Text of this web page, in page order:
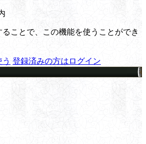
ことで、この機能を使うことができ
登録済みの方はログイン